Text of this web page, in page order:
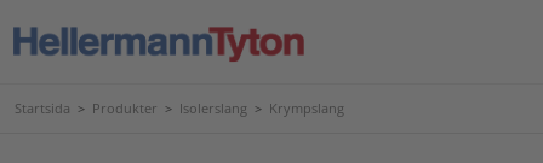
Startsida > Produkter > Isolerslang > Krympslang